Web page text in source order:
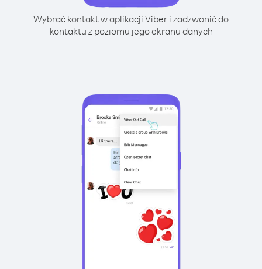
Wybrać kontakt w aplikacji Viber i zadzwonić do
kontaktu z poziomu jego ekranu danych